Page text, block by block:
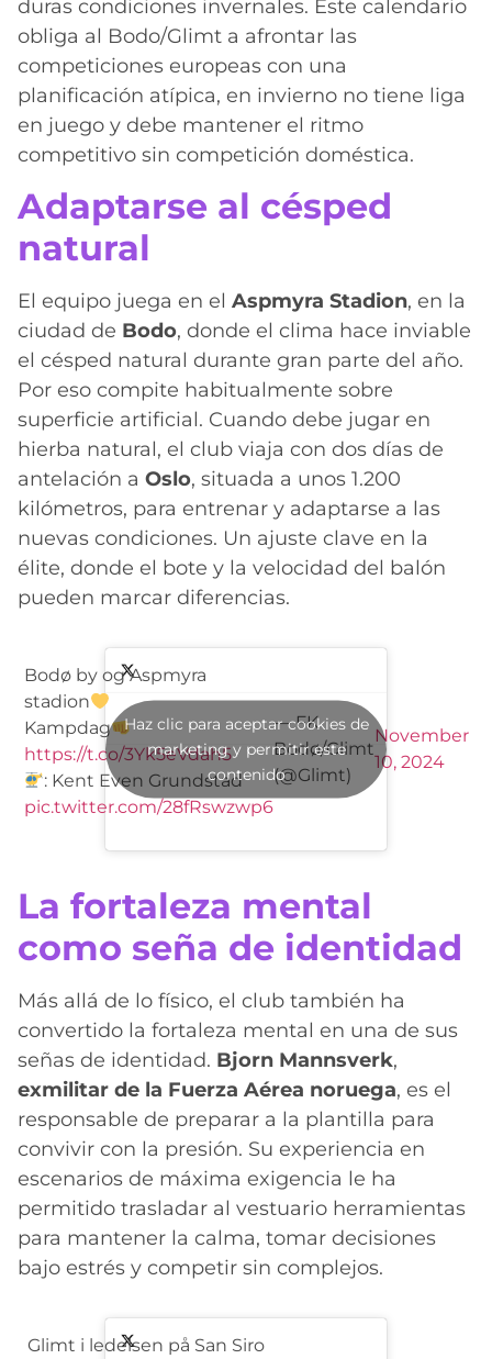
duras condiciones invernales. Este calendario
obliga al Bodo/Glimt a afrontar las
competiciones europeas con una
planificación atípica, en invierno no tiene liga
en juego y debe mantener el ritmo
competitivo sin competición doméstica.
Adaptarse al césped
natural
El equipo juega en el Aspmyra Stadion, en la
ciudad de Bodo, donde el clima hace inviable
el césped natural durante gran parte del año.
Por eso compite habitualmente sobre
superficie artificial. Cuando debe jugar en
hierba natural, el club viaja con dos días de
antelación a Oslo, situada a unos 1.200
kilómetros, para entrenar y adaptarse a las
nuevas condiciones. Un ajuste clave en la
élite, donde el bote y la velocidad del balón
pueden marcar diferencias.
Bodø by og Aspmyra
stadion
Kampdag
https://t.co/3Yk5eVdah5
: Kent Even Grundstad
pic.twitter.com/28fRswzwp6
— FK
Bodø/Glimt
(@Glimt)
November
10, 2024
Haz clic para aceptar cookies de
marketing y permitir este
contenido
La fortaleza mental
como seña de identidad
Más allá de lo físico, el club también ha
convertido la fortaleza mental en una de sus
señas de identidad. Bjorn Mannsverk,
exmilitar de la Fuerza Aérea noruega, es el
responsable de preparar a la plantilla para
convivir con la presión. Su experiencia en
escenarios de máxima exigencia le ha
permitido trasladar al vestuario herramientas
para mantener la calma, tomar decisiones
bajo estrés y competir sin complejos.
Glimt i ledelsen på San Siro